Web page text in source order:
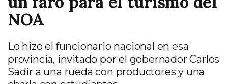
NOA
Lo hizo el funcionario nacional en esa
provincia, invitado por el gobernador Carlos
Sadir a una rueda con productores y una